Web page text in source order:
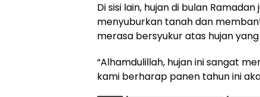
Di sisi lain, hujan di bulan
menyuburkan tanah dan
merasa bersyukur atas hujan
“Alhamdulillah, hujan ini sangat
kami berharap panen tahun ini